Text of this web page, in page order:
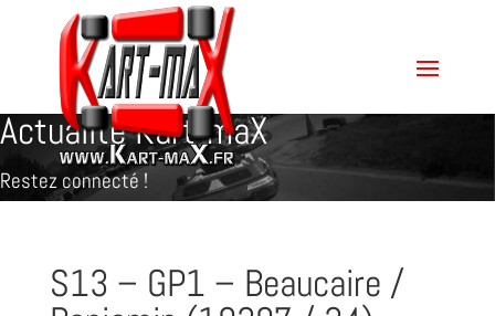
Actualité Kart-maX
Restez connecté !
S13 – GP1 – Beaucaire /